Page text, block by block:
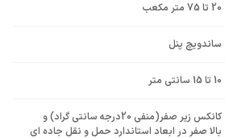
20 تا 75 متر مکعب
ساندویچ پنل
10 تا 15 سانتی متر
کانکس زیر صفر(منفی 20درجه سانتی گراد) و
بالا صفر در ابعاد استاندارد حمل و نقل جاده ای